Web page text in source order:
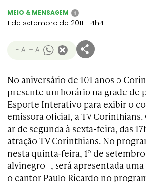
MEIO & MENSAGEM i
1 de setembro de 2011 - 4h41
- A + A
No aniversário de 101 anos o
presente um horário na grade de
Esporte Interativo para exibir o
emissora oficial, a TV Corinthians.
ar de segunda à sexta-feira, das
atração TV Corinthians. No
nesta quinta-feira, 1º de
alvinegro –, será apresentada
o cantor Paulo Ricardo no